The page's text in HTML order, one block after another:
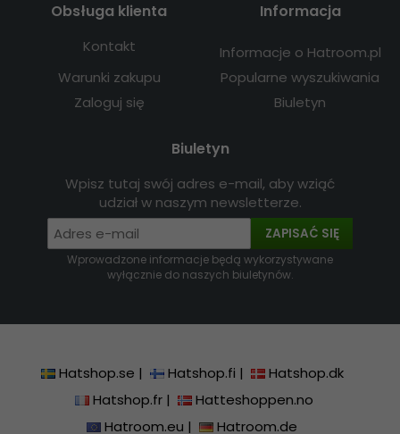
Obsługa klienta
Kontakt
Warunki zakupu
Zaloguj się
Informacja
Informacje o Hatroom.pl
Popularne wyszukiwania
Biuletyn
Biuletyn
Wpisz tutaj swój adres e-mail, aby wziąć
udział w naszym newsletterze.
ZAPISAĆ SIĘ
Wprowadzone informacje będą wykorzystywane
wyłącznie do naszych biuletynów.
Hatshop.se | Hatshop.fi |
Hatshop.dk
Hatshop.fr|
Hatteshoppen.no
Hatroom.eu | Hatroom.de